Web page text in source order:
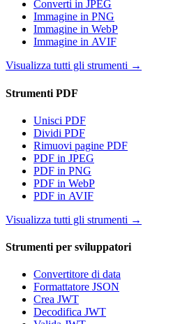
Converti in JPEG
Immagine in PNG
Immagine in WebP
Immagine in AVIF
Visualizza tutti gli strumenti →
Strumenti PDF
Unisci PDF
Dividi PDF
Rimuovi pagine PDF
PDF in JPEG
PDF in PNG
PDF in WebP
PDF in AVIF
Visualizza tutti gli strumenti →
Strumenti per sviluppatori
Convertitore di data
Formattatore JSON
Crea JWT
Decodifica JWT